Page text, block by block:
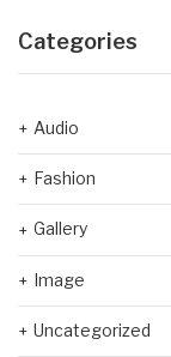
Categories
Audio
Fashion
Gallery
Image
Uncategorized